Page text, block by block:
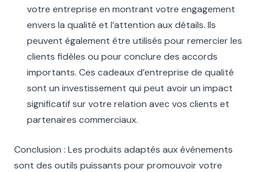
votre entreprise en montrant votre engagement
envers la qualité et l’attention aux détails. Ils
peuvent également être utilisés pour remercier les
clients fidèles ou pour conclure des accords
importants. Ces cadeaux d’entreprise de qualité
sont un investissement qui peut avoir un impact
significatif sur votre relation avec vos clients et
partenaires commerciaux.
Conclusion : Les produits adaptés aux événements
sont des outils puissants pour promouvoir votre